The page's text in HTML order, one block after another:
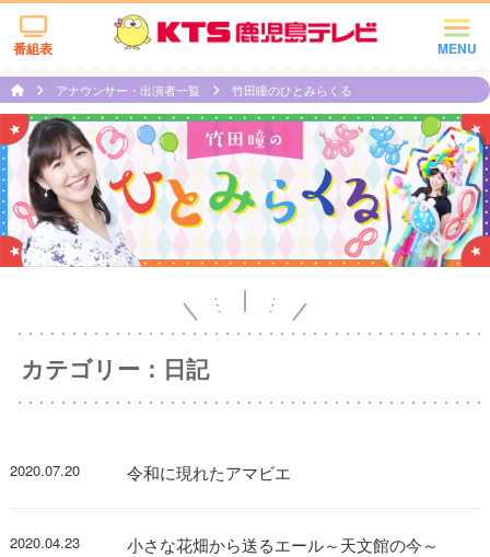
MENU
番組表
アナウンサー・出演者一覧 竹田瞳のひとみらくる
カテゴリー：日記
2020.07.20 令和に現れたアマビエ
2020.04.23 小さな花畑から送るエール～天文館の今～